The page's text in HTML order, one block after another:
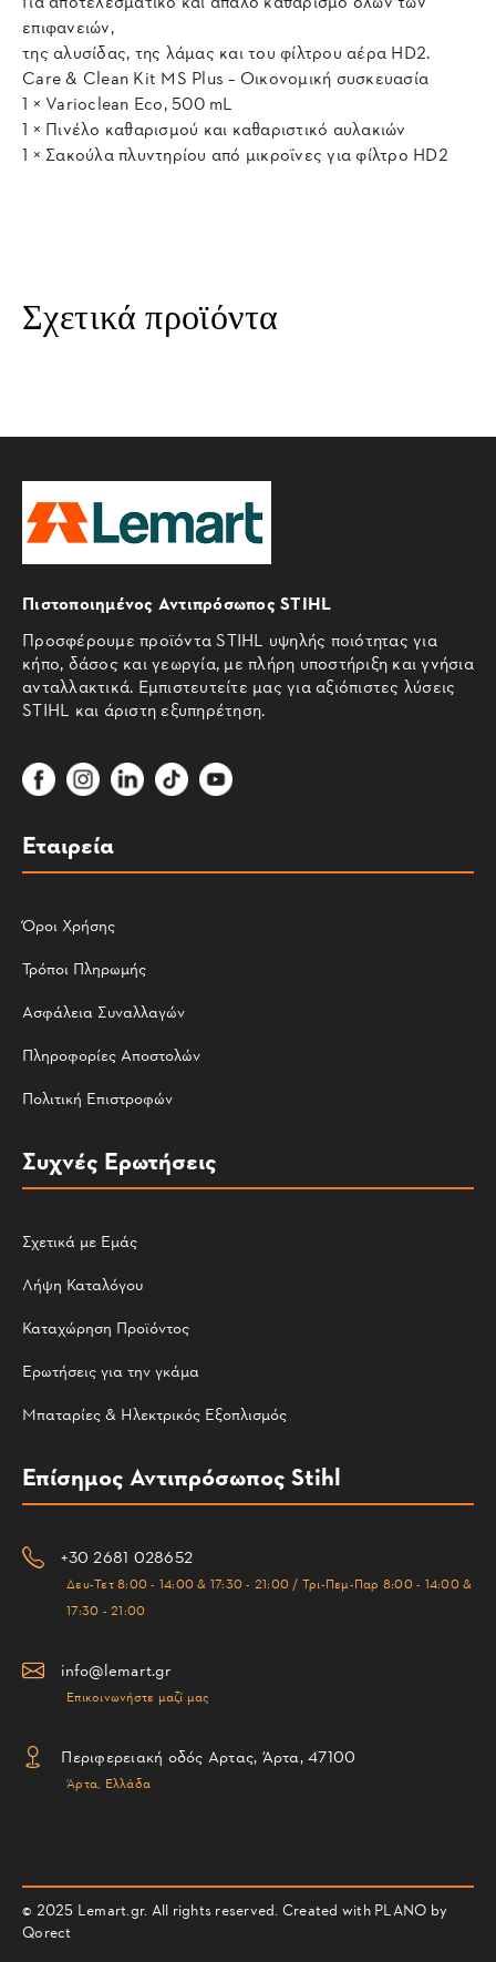
επιφανειών,
της αλυσίδας, της λάμας και του φίλτρου αέρα HD2.
Care & Clean Kit MS Plus – Οικονομική συσκευασία
1 × Varioclean Eco, 500 mL
1 × Πινέλο καθαρισμού και καθαριστικό αυλακιών
1 × Σακούλα πλυντηρίου από μικροΐνες για φίλτρο HD2
Σχετικά προϊόντα
Πιστοποιημένος Αντιπρόσωπος STIHL
Προσφέρουμε προϊόντα STIHL υψηλής ποιότητας για
κήπο, δάσος και γεωργία, με πλήρη υποστήριξη και γνήσια
ανταλλακτικά. Εμπιστευτείτε μας για αξιόπιστες λύσεις
STIHL και άριστη εξυπηρέτηση.
Εταιρεία
Όροι Χρήσης
Τρόποι Πληρωμής
Ασφάλεια Συναλλαγών
Πληροφορίες Αποστολών
Πολιτική Επιστροφών
Συχνές Ερωτήσεις
Σχετικά με Εμάς
Λήψη Καταλόγου
Καταχώρηση Προϊόντος
Ερωτήσεις για την γκάμα
Μπαταρίες & Ηλεκτρικός Εξοπλισμός
Επίσημος Αντιπρόσωπος Stihl
+30 2681 028652
Δευ-Τετ 8:00 - 14:00 & 17:30 - 21:00 / Τρι-Πεμ-Παρ 8:00 - 14:00 &
17:30 - 21:00
info@lemart.gr
Επικοινωνήστε μαζί μας
Περιφερειακή οδός Αρτας, Άρτα, 47100
Άρτα, Ελλάδα
© 2025 Lemart.gr. All rights reserved. Created with PLANO by
Qorect